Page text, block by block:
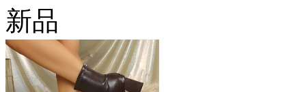
新品